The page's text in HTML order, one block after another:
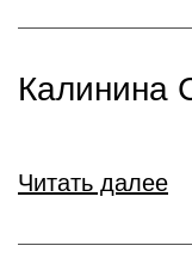
Калинина
Читать далее